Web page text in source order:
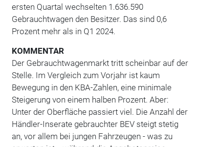
ersten Quartal wechselten 1.636.590
Gebrauchtwagen den Besitzer. Das sind 0,6
Prozent mehr als in Q1 2024.
KOMMENTAR
Der Gebrauchtwagenmarkt tritt scheinbar auf der
Stelle. Im Vergleich zum Vorjahr ist kaum
Bewegung in den KBA-Zahlen, eine minimale
Steigerung von einem halben Prozent. Aber:
Unter der Oberfläche passiert viel. Die Anzahl der
Händler-Inserate gebrauchter BEV steigt stetig
an, vor allem bei jungen Fahrzeugen - was zu